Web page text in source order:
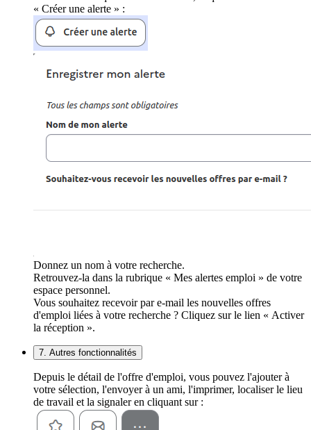
« Créer une alerte » :
Donnez un nom à votre recherche.
Retrouvez-la dans la rubrique « Mes alertes emploi » de votre
espace personnel.
Vous souhaitez recevoir par e-mail les nouvelles offres
d'emploi liées à votre recherche ? Cliquez sur le lien « Activer
la réception ».
7. Autres fonctionnalités
Depuis le détail de l'offre d'emploi, vous pouvez l'ajouter à
votre sélection, l'envoyer à un ami, l'imprimer, localiser le lieu
de travail et la signaler en cliquant sur :